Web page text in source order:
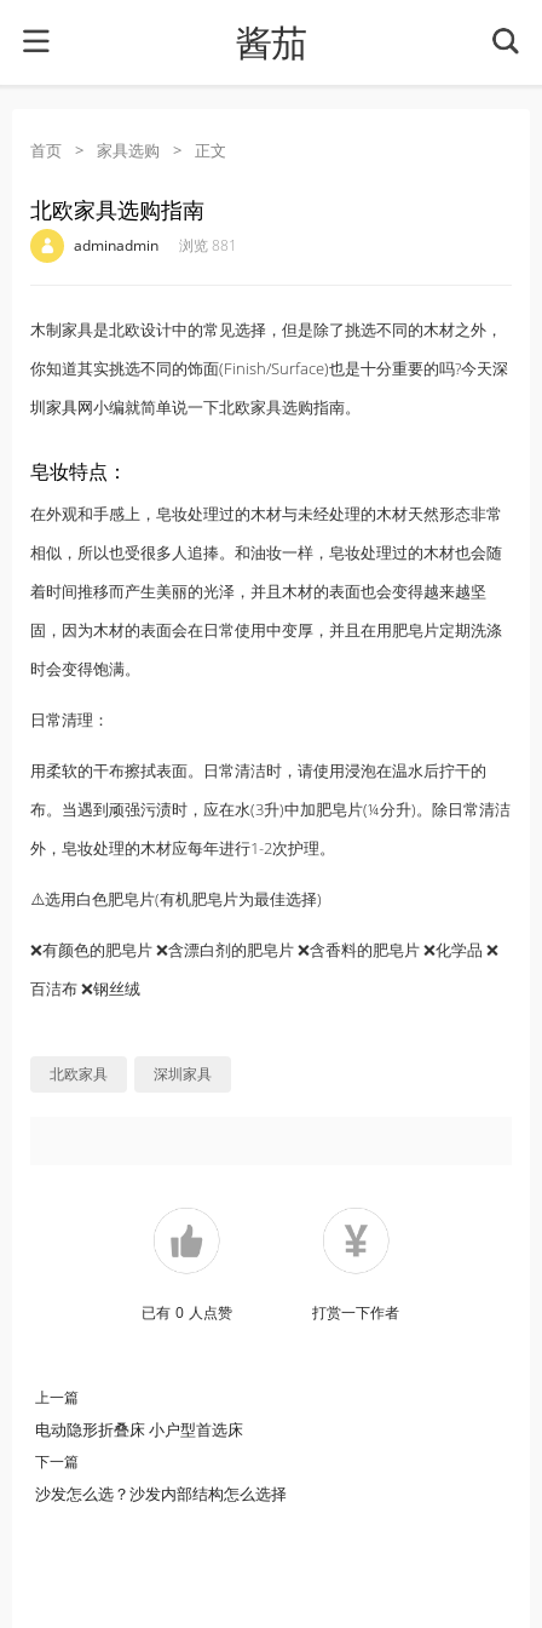
酱茄
首页 > 家具选购 > 正文
北欧家具选购指南
adminadmin 浏览 881
木制家具是北欧设计中的常见选择，但是除了挑选不同的木材之外，
你知道其实挑选不同的饰面(Finish/Surface)也是十分重要的吗?今天深
圳家具网小编就简单说一下北欧家具选购指南。
皂妆特点：
在外观和手感上，皂妆处理过的木材与未经处理的木材天然形态非常
相似，所以也受很多人追捧。和油妆一样，皂妆处理过的木材也会随
着时间推移而产生美丽的光泽，并且木材的表面也会变得越来越坚
固，因为木材的表面会在日常使用中变厚，并且在用肥皂片定期洗涤
时会变得饱满。
日常清理：
用柔软的干布擦拭表面。日常清洁时，请使用浸泡在温水后拧干的
布。当遇到顽强污渍时，应在水(3升)中加肥皂片(¼分升)。除日常清洁
外，皂妆处理的木材应每年进行1-2次护理。
⚠️选用白色肥皂片(有机肥皂片为最佳选择)
❌有颜色的肥皂片 ❌含漂白剂的肥皂片 ❌含香料的肥皂片 ❌化学品 ❌
百洁布 ❌钢丝绒
北欧家具 深圳家具
已有 0 人点赞 打赏一下作者
上一篇
电动隐形折叠床 小户型首选床
下一篇
沙发怎么选？沙发内部结构怎么选择